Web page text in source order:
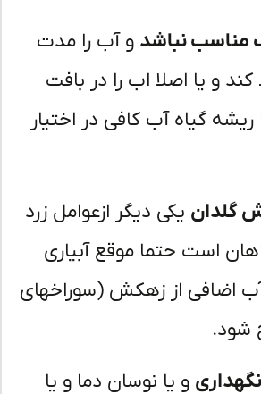
نباشدو آب را مدت
یا اصلا اب را در بافت
گیاه آب کافی در اختیار
یکی دیگر ازعوامل زرد
حتما موقع آبیاری
از زهکش (سوراخهای
و یا نوسان دما و یا